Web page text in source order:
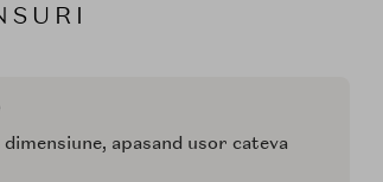
apasand usor cateva